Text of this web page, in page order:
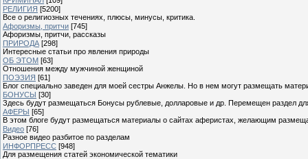
РЕЛИГИЯ [5200]
Все о религиозных течениях, плюсы, минусы, критика.
Афоризмы, притчи [745]
Афоризмы, притчи, рассказы
ПРИРОДА [298]
Интересные статьи про явления природы
ОБ ЭТОМ [63]
Отношения между мужчиной женщиной
ПОЭЗИЯ [61]
Блог специально заведен для моей сестры Анжелы. Но в нем могут размещать
БОНУСЫ [30]
Здесь будут размещаться Бонусы рублевые, долларовые и др. Перемещен раздел
АФЕРЫ [65]
В этом блоге будут размещаться материалы о сайтах аферистах, желающим
Видео [76]
Разное видео разбитое по разделам
ИНФОРПРЕСС [948]
Для размещения статей экономической тематики